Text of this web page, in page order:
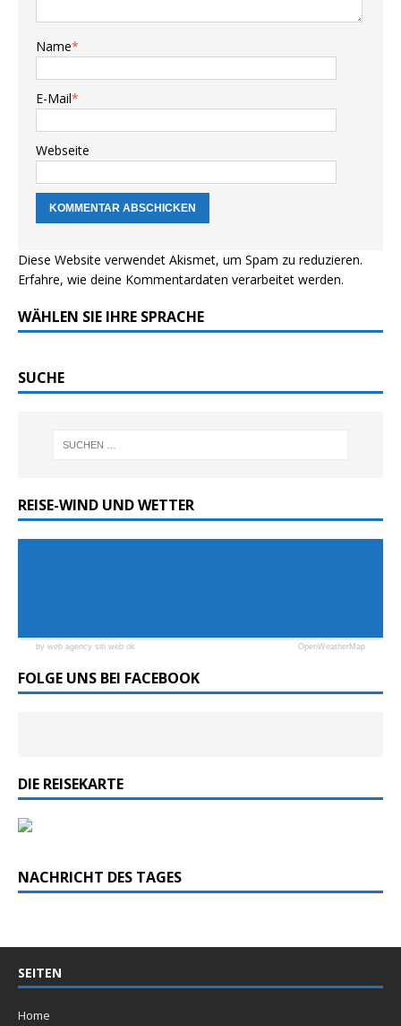
Name*
E-Mail*
Webseite
Diese Website verwendet Akismet, um Spam zu reduzieren.
Erfahre, wie deine Kommentardaten verarbeitet werden.
WÄHLEN SIE IHRE SPRACHE
SUCHE
REISE-WIND UND WETTER
by web agency siti web ok OpenWeatherMap
FOLGE UNS BEI FACEBOOK
DIE REISEKARTE
NACHRICHT DES TAGES
SEITEN
Home